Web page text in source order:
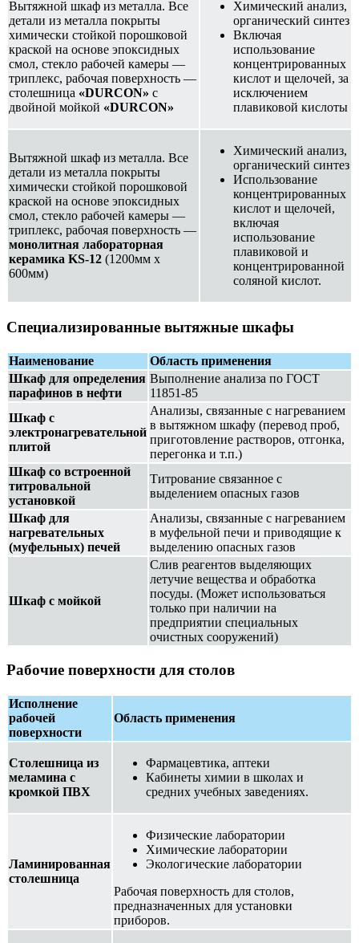
Вытяжной шкаф из металла. Все
детали из металла покрыты
химически стойкой порошковой
краской на основе эпоксидных
смол, стекло рабочей камеры —
триплекс, рабочая поверхность —
столешница «DURCON» с
двойной мойкой «DURCON»
Химический анализ,
органический синтез
Включая
использование
концентрированных
кислот и щелочей, за
исключением
плавиковой кислоты
Вытяжной шкаф из металла. Все
детали из металла покрыты
химически стойкой порошковой
краской на основе эпоксидных
смол, стекло рабочей камеры —
триплекс, рабочая поверхность —
монолитная лабораторная
керамика KS-12 (1200мм х
600мм)
Химический анализ,
органический синтез
Использование
концентрированных
кислот и щелочей,
включая
использование
плавиковой и
концентрированной
соляной кислот.
Специализированные вытяжные шкафы
Наименование
Область применения
Шкаф для определения
парафинов в нефти
Выполнение анализа по ГОСТ
11851-85
Шкаф с
электронагревательной
плитой
Анализы, связанные с нагреванием
в вытяжном шкафу (перевод проб,
приготовление растворов, отгонка,
перегонка и т.п.)
Шкаф со встроенной
титровальной
установкой
Титрование связанное с
выделением опасных газов
Шкаф для
нагревательных
(муфельных) печей
Анализы, связанные с нагреванием
в муфельной печи и приводящие к
выделению опасных газов
Шкаф с мойкой
Слив реагентов выделяющих
летучие вещества и обработка
посуды. (Может использоваться
только при наличии на
предприятии специальных
очистных сооружений)
Рабочие поверхности для столов
Исполнение
рабочей
поверхности
Область применения
Столешница из
меламина с
кромкой ПВХ
Фармацевтика, аптеки
Кабинеты химии в школах и
средних учебных заведениях.
Ламинированная
столешница
Физические лаборатории
Химические лаборатории
Экологические лаборатории
Рабочая поверхность для столов,
предназначенных для установки
приборов.